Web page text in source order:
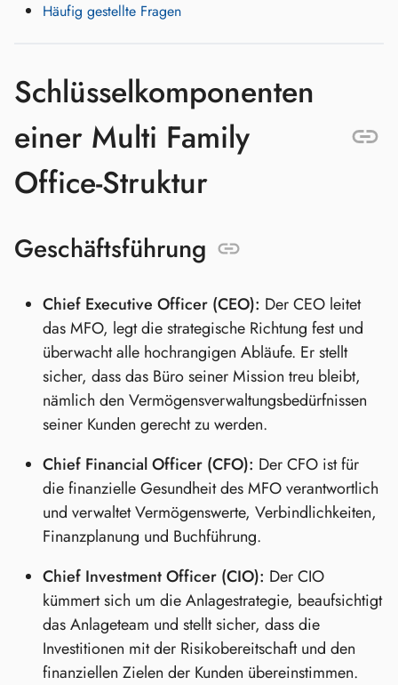
Häufig gestellte Fragen
Schlüsselkomponenten
einer Multi Family
Office-Struktur
Geschäftsführung
Chief Executive Officer (CEO): Der CEO leitet
das MFO, legt die strategische Richtung fest und
überwacht alle hochrangigen Abläufe. Er stellt
sicher, dass das Büro seiner Mission treu bleibt,
nämlich den Vermögensverwaltungsbedürfnissen
seiner Kunden gerecht zu werden.
Chief Financial Officer (CFO): Der CFO ist für
die finanzielle Gesundheit des MFO verantwortlich
und verwaltet Vermögenswerte, Verbindlichkeiten,
Finanzplanung und Buchführung.
Chief Investment Officer (CIO): Der CIO
kümmert sich um die Anlagestrategie, beaufsichtigt
das Anlageteam und stellt sicher, dass die
Investitionen mit der Risikobereitschaft und den
finanziellen Zielen der Kunden übereinstimmen.